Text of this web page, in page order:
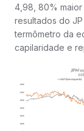
4,98, 80%
resultados do
termômetro da
capilaridade e